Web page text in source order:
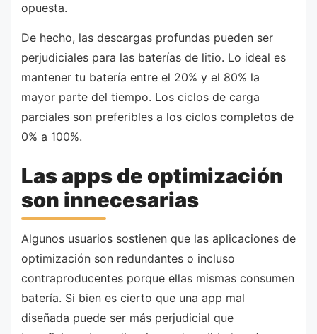
opuesta.
De hecho, las descargas profundas pueden ser
perjudiciales para las baterías de litio. Lo ideal es
mantener tu batería entre el 20% y el 80% la
mayor parte del tiempo. Los ciclos de carga
parciales son preferibles a los ciclos completos de
0% a 100%.
Las apps de optimización
son innecesarias
Algunos usuarios sostienen que las aplicaciones de
optimización son redundantes o incluso
contraproducentes porque ellas mismas consumen
batería. Si bien es cierto que una app mal
diseñada puede ser más perjudicial que